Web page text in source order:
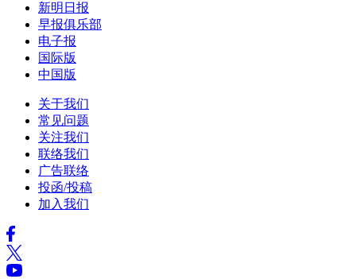
新明日报
早报俱乐部
电子报
国际版
中国版
关于我们
常见问题
关注我们
联络我们
广告联络
投函/投稿
加入我们